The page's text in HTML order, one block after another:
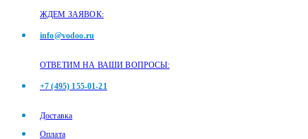
ЖДЕМ ЗАЯВОК:
info@vodoo.ru
ОТВЕТИМ НА ВАШИ ВОПРОСЫ:
+7 (495) 155-01-21
Доставка
Оплата